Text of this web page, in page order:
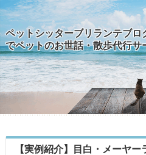
ペットシッターブリランテブロ
でペットのお世話・散歩代行サ
【実例紹介】目白・メーヤー